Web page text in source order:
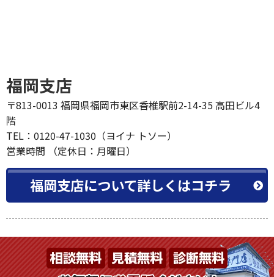
福岡支店
〒813-0013 福岡県福岡市東区香椎駅前2-14-35 高田ビル4
階
TEL：0120-47-1030（ヨイナ トソー）
営業時間 （定休日：月曜日）
福岡支店について詳しくはコチラ